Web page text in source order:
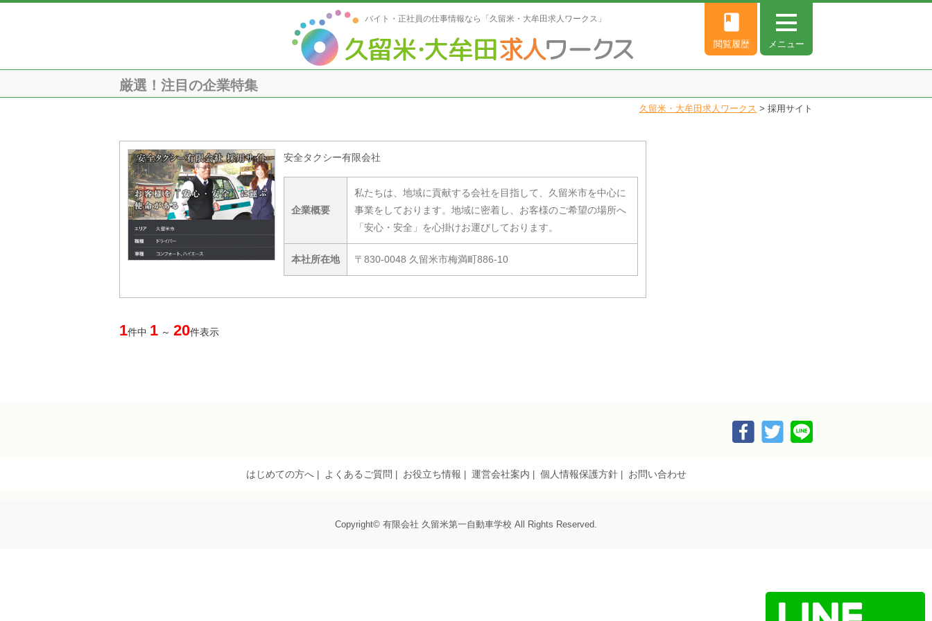
バイト・正社員の仕事情報なら「久留米・大牟田求人ワークス」
メニュー
book
閲覧履歴
厳選！注目の企業特集
久留米・大牟田求人ワークス > 採用サイト
安全タクシー有限会社
企業概要
私たちは、地域に貢献する会社を目指して、久留米市を中心に
事業をしております。地域に密着し、お客様のご希望の場所へ
「安心・安全」を心掛けお運びしております。
本社所在地 〒830-0048 久留米市梅満町886-10
1件中 1 ～ 20件表示
はじめての方へ よくあるご質問 お役立ち情報 運営会社案内 個人情報保護方針 お問い合わせ
Copyright© 有限会社 久留米第一自動車学校 All Rights Reserved.